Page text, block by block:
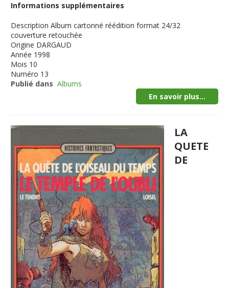
Informations supplémentaires
Description Album cartonné réédition format 24/32
couverture retouchée
Origine DARGAUD
Année 1998
Mois 10
Numéro 13
Publié dans Albums
En savoir plus...
LA
QUETE
DE